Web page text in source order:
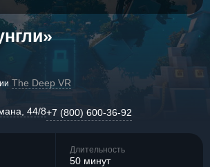
The Deep VR
44/8+7 (800) 600-36-92
Длительность
50 минут